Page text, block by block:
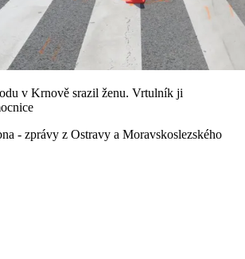
v Krnově srazil ženu. Vrtulník ji
- zprávy z Ostravy a Moravskoslezského